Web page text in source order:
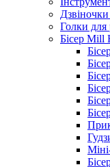
Голки для
Бісер Mill